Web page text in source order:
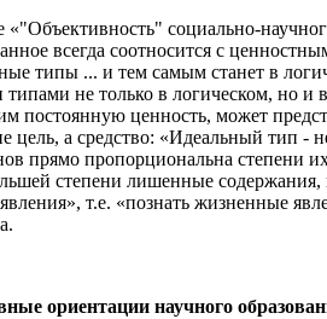
социально-
всегда соотносится с
типы ... и тем самым станет в
не только в логическом, но
постоянную ценность, может
цель, a cpeдство: «Идеальный тип
прямо пропорциональна степени
степени лишенные
т.е. «познать жизненные
ориентации научного